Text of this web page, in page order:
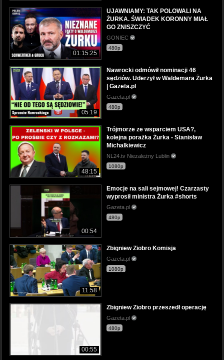
01:15:25
UJAWNIAMY: TAK POLOWALI NA
ŻURKA. ŚWIADEK KORONNY MIAŁ
GO ZNISZCZYĆ
GONIEC
480p
05:19
Nawrocki odmówił nominacji 46
sędziów. Uderzył w Waldemara Żurka
| Gazeta.pl
Gazeta.pl
480p
48:15
Trójmorze ze wsparciem USA?,
kolejna porażka Żurka - Stanisław
Michalkiewicz
NL24.tv Niezależny Lublin
1080p
00:54
Emocje na sali sejmowej! Czarzasty
wyprosił ministra Żurka #shorts
Gazeta.pl
480p
11:58
Zbigniew Ziobro Komisja
Gazeta.pl
1080p
00:55
Zbigniew Ziobro przeszedł operację
Gazeta.pl
480p